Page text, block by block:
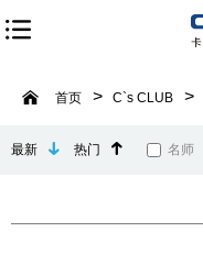
首页 C`s CLUB
最新 热门 名师